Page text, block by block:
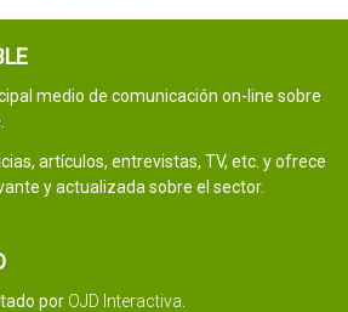
medio de comunicación on-line sobre
artículos, entrevistas, TV, etc. y ofrece
y actualizada sobre el sector.
por OJD Interactiva